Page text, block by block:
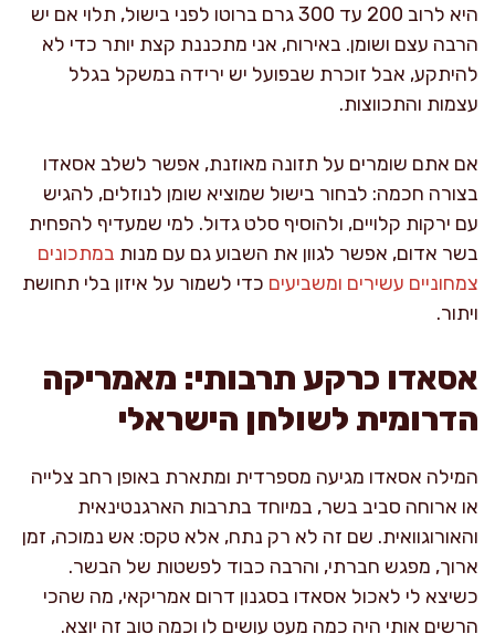
היא לרוב 200 עד 300 גרם ברוטו לפני בישול, תלוי אם יש
הרבה עצם ושומן. באירוח, אני מתכננת קצת יותר כדי לא
להיתקע, אבל זוכרת שבפועל יש ירידה במשקל בגלל
עצמות והתכווצות.
אם אתם שומרים על תזונה מאוזנת, אפשר לשלב אסאדו
בצורה חכמה: לבחור בישול שמוציא שומן לנוזלים, להגיש
עם ירקות קלויים, ולהוסיף סלט גדול. למי שמעדיף להפחית
בשר אדום, אפשר לגוון את השבוע גם עם מנות במתכונים
צמחוניים עשירים ומשביעים כדי לשמור על איזון בלי תחושת
ויתור.
אסאדו כרקע תרבותי: מאמריקה
הדרומית לשולחן הישראלי
המילה אסאדו מגיעה מספרדית ומתארת באופן רחב צלייה
או ארוחה סביב בשר, במיוחד בתרבות הארגנטינאית
והאורוגוואית. שם זה לא רק נתח, אלא טקס: אש נמוכה, זמן
ארוך, מפגש חברתי, והרבה כבוד לפשטות של הבשר.
כשיצא לי לאכול אסאדו בסגנון דרום אמריקאי, מה שהכי
הרשים אותי היה כמה מעט עושים לו וכמה טוב זה יוצא.